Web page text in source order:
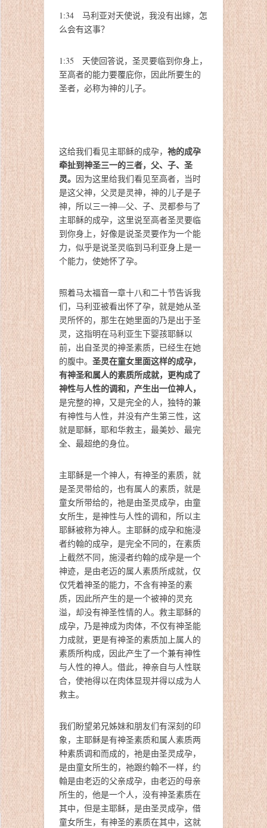
1:34 马利亚对天使说，我没有出嫁，怎
么会有这事？
1:35 天使回答说，圣灵要临到你身上，
至高者的能力要覆庇你，因此所要生的
圣者，必称为神的儿子。
这给我们看见主耶稣的成孕， 祂的成孕
牵扯到神圣三一的三者，父、子、圣
灵。 因为这里给我们看见至高者，当时
是这父神，父灵是灵神，神的儿子是子
神，所以三一神—父、子、灵都参与了
主耶稣的成孕，这里说至高者圣灵要临
到你身上，好像是说圣灵要作为一个能
力，似乎是说圣灵临到马利亚身上是一
个能力，使她怀了孕。
照着马太福音一章十八和二十节告诉我
们，马利亚被看出怀了孕，就是她从圣
灵所怀的，那生在她里面的乃是出于圣
灵，这指明在马利亚生下婴孩耶稣以
前，出自圣灵的神圣素质，已经生在她
的腹中。 圣灵在童女里面这样的成孕，
有神圣和属人的素质所成就，更构成了
神性与人性的调和，产生出一位神人，
是完整的神，又是完全的人，独特的兼
有神性与人性，并没有产生第三性，这
就是耶稣，耶和华救主，最美妙、最完
全、最超绝的身位。
主耶稣是一个神人，有神圣的素质，就
是圣灵带给的，也有属人的素质，就是
童女所带给的，祂是由圣灵成孕，由童
女所生，是神性与人性的调和，所以主
耶稣被称为神人。主耶稣的成孕和施浸
者约翰的成孕，是完全不同的，在素质
上截然不同，施浸者约翰的成孕是一个
神迹，是由老迈的属人素质所成就，仅
仅凭着神圣的能力，不含有神圣的素
质，因此所产生的是一个被神的灵充
溢，却没有神圣性情的人。救主耶稣的
成孕，乃是神成为肉体，不仅有神圣能
力成就，更是有神圣的素质加上属人的
素质所构成，因此产生了一个兼有神性
与人性的神人。借此，神亲自与人性联
合，使祂得以在肉体显现并得以成为人
救主。
我们盼望弟兄姊妹和朋友们有深刻的印
象，主耶稣是有神圣素质和属人素质两
种素质调和而成的，祂是由圣灵成孕，
是由童女所生的，祂跟约翰不一样，约
翰是由老迈的父亲成孕，由老迈的母亲
所生的，他是一个人，没有神圣素质在
其中，但是主耶稣，是由圣灵成孕，借
童女所生，有神圣的素质在其中，这就